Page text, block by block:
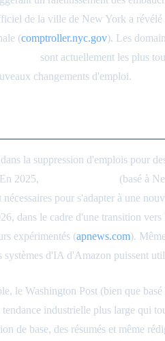
de la ville de New York a
(comptroller.nyc.gov). Les
sont actuellement les plus
changements d'emploi.
la suppression d'emplois pour
2025,
(basé à
pour s'adapter à une
dans le cadre d'une transition
expérimentés (apnews.com).
d'IA d'Amazon puissent
le Washington Post (bien que
industrielle plus large qui
de base, des résumés et même